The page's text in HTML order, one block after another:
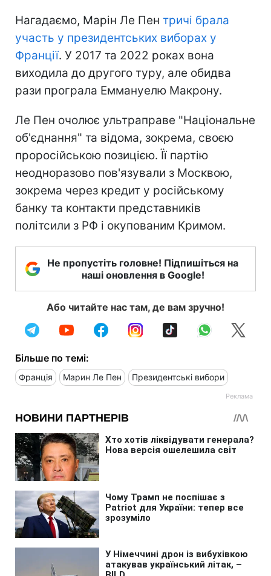
Нагадаємо, Марін Ле Пен тричі брала
участь у президентських виборах у
Франції. У 2017 та 2022 роках вона
виходила до другого туру, але обидва
рази програла Еммануелю Макрону.
Ле Пен очолює ультраправе "Національне
об'єднання" та відома, зокрема, своєю
проросійською позицією. Її партію
неодноразово пов'язували з Москвою,
зокрема через кредит у російському
банку та контакти представників
політсили з РФ і окупованим Кримом.
Не пропустіть головне! Підпишіться на
наші оновлення в Google!
Або читайте нас там, де вам зручно!
Більше по темі:
Франція Марин Ле Пен Президентські вибори